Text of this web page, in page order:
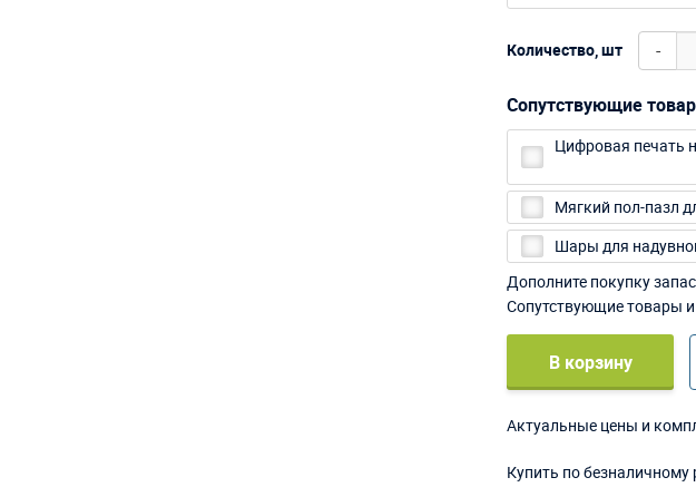
Количество, шт -
Сопутствующие
Цифровая печать
Мягкий пол-пазл
Шары для
Дополните покупку
Сопутствующие товары
В корзину
Актуальные цены и
Купить по безналичному